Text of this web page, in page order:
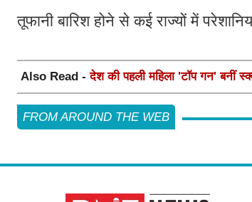
तूफानी बारिश होने से कई राज्यों में
Also Read -देश की पहली महिला 'टॉप गन' बनीं
FROM AROUND THE WEB